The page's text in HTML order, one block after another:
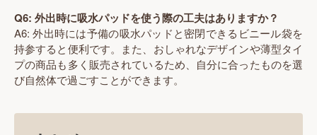
Q6: 外出時に吸水パッドを使う際の工夫はありますか？
A6: 外出時には予備の吸水パッドと密閉できるビニール袋を
持参すると便利です。また、おしゃれなデザインや薄型タイ
プの商品も多く販売されているため、自分に合ったものを選
び自然体で過ごすことができます。